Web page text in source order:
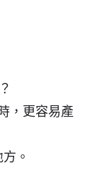
，更容易產
。